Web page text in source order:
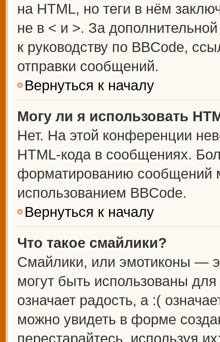
на HTML, но теги в нём
не в < и >. За
к руководству по BBCode,
отправки сообщений.
Вернуться к началу
Могу ли я использовать
Нет. На этой конференции
HTML-кода в сообщениях.
форматированию сообщений
использованием BBCode.
Вернуться к началу
Что такое смайлики?
Смайлики, или эмотиконы —
могут быть использованы
означает радость, а :(
можно увидеть в форме
перестарайтесь, используя